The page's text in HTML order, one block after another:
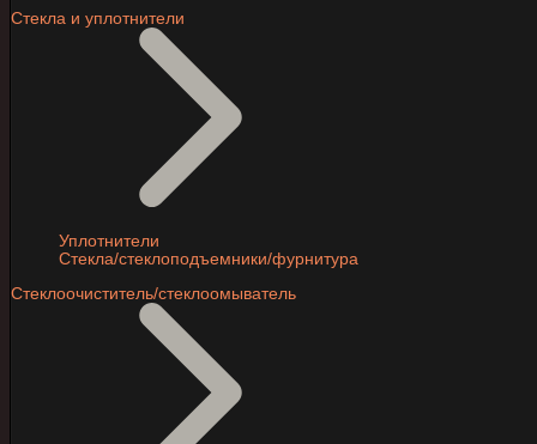
Стекла и уплотнители
Уплотнители
Стекла/стеклоподъемники/фурнитура
Стеклоочиститель/стеклоомыватель